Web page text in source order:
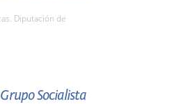
Diputación de
Socialista